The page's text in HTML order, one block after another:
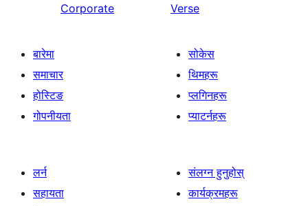
Corporate
Verse
बारेमा
समाचार
होस्टिङ
गोपनीयता
सोकेस
थिमहरू
प्लगिनहरू
प्याटर्नहरू
लर्न
सहायता
संलग्न हुनुहोस्
कार्यक्रमहरू